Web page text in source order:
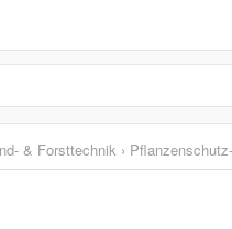
& Forsttechnik ›